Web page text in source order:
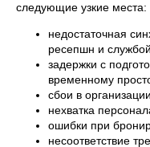
следующие узкие места:
недостаточная
ресепшн и
задержки с
временному
сбои в
нехватка
ошибки при
несоответствие